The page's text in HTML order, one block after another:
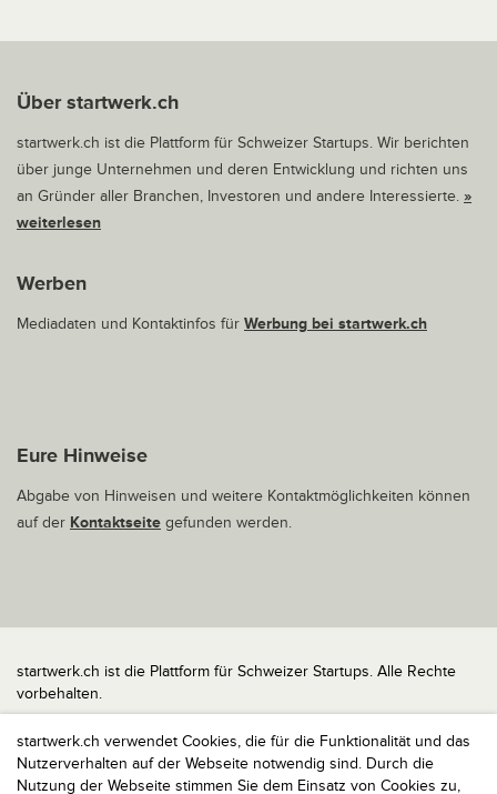
startwerk.ch verwendet Cookies, die für die Funktionalität und das
Nutzerverhalten auf der Webseite notwendig sind. Durch die
Nutzung der Webseite stimmen Sie dem Einsatz von Cookies zu,
Über startwerk.ch
startwerk.ch ist die Plattform für Schweizer Startups. Wir berichten
über junge Unternehmen und deren Entwicklung und richten uns
an Gründer aller Branchen, Investoren und andere Interessierte. »
weiterlesen
Werben
Mediadaten und Kontaktinfos für Werbung bei startwerk.ch
Eure Hinweise
Abgabe von Hinweisen und weitere Kontaktmöglichkeiten können
auf der Kontaktseite gefunden werden.
startwerk.ch ist die Plattform für Schweizer Startups. Alle Rechte
vorbehalten.
Impressum
Kontakt
nach oben